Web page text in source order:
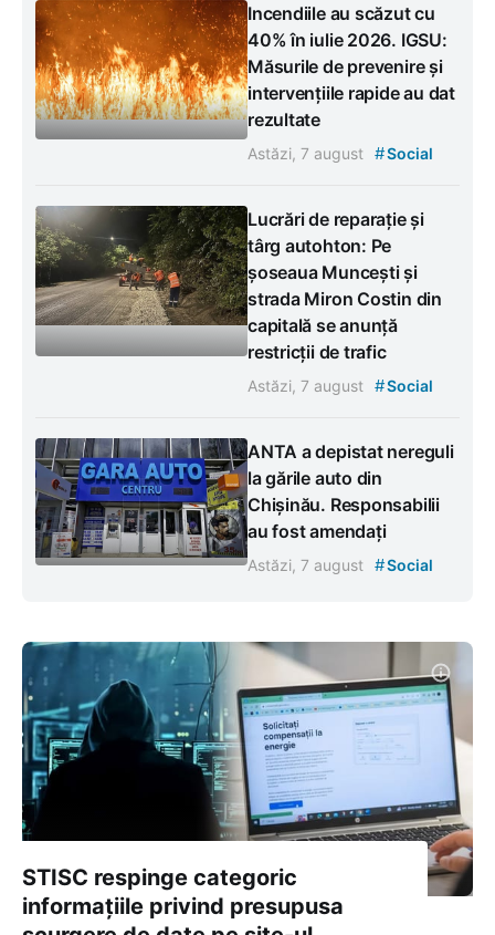
Incendiile au scăzut cu
40% în iulie 2026. IGSU:
Măsurile de prevenire și
intervențiile rapide au dat
rezultate
Astăzi, 7 august #Social
Lucrări de reparație și
târg autohton: Pe
șoseaua Muncești și
strada Miron Costin din
capitală se anunță
restricții de trafic
Astăzi, 7 august #Social
ANTA a depistat nereguli
la gările auto din
Chișinău. Responsabilii
au fost amendați
Astăzi, 7 august #Social
STISC respinge categoric
informațiile privind presupusa